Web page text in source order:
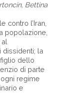
Bettina
contro l’Iran,
popolazione,
la
dello
di parte
regime
e